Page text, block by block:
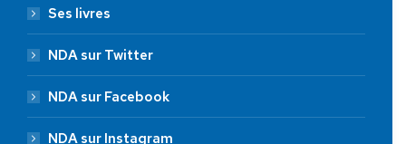
Ses livres
NDA sur Twitter
NDA sur Facebook
NDA sur Instagram